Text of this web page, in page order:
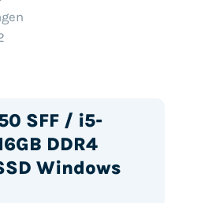
SFF / i5-
DDR4
Windows